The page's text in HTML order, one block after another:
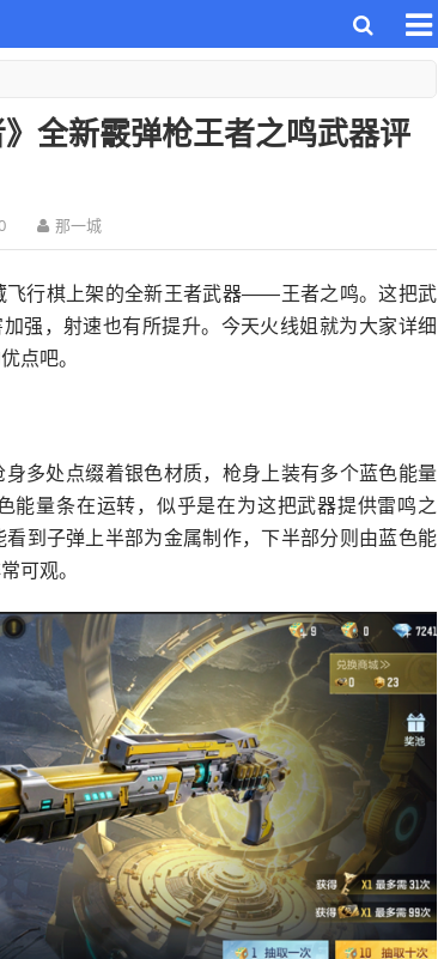
全新霰弹枪王者之鸣武器评
那一城
飞行棋上架的全新王者武器——王者之鸣。这把武
强，射速也有所提升。今天火线姐就为大家详细
点吧。
多处点缀着银色材质，枪身上装有多个蓝色能量
能量条在运转，似乎是在为这把武器提供雷鸣之
到子弹上半部为金属制作，下半部分则由蓝色能
可观。